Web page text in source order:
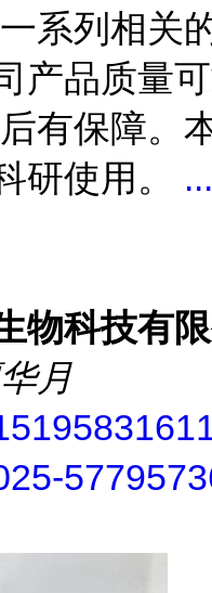
系列相关
产品质量
有保障。
研使用。 ...
物科技有
月